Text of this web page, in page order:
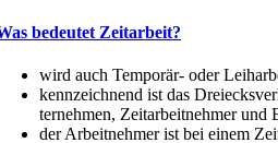
bedeutet Zeitarbeit?
wird auch Temporär- oder
kennzeichnend ist das
ter­nehmen, Zeitar­beit­nehmer und
der Arbeit­nehmer ist bei einem